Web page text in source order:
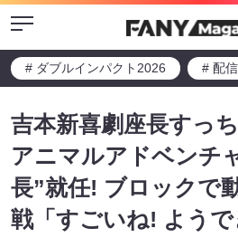
Menu
# ダブルインパクト2026 # 配
吉本新喜劇座長すっ
アニマルアドベンチ
長”就任! ブロックで
戦「すごいね! ようで